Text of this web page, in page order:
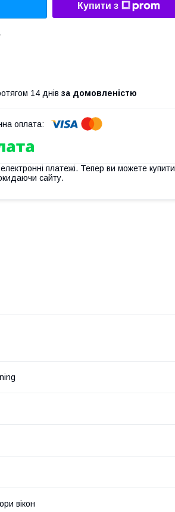
Купити з
14 днів за домовленістю
електронні платежі. Тепер ви можете купити
сайту.
вікон